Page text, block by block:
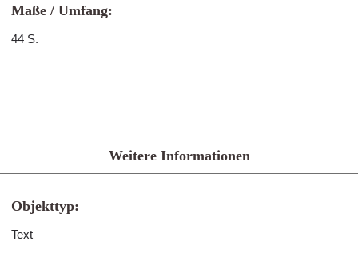
Maße / Umfang:
44 S.
Weitere Informationen
Objekttyp:
Text